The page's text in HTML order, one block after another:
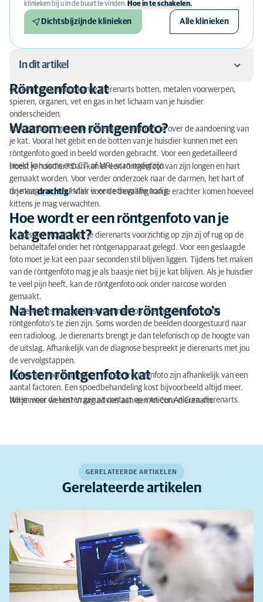
klinieken bij u in de buurt te vinden. Hoe in te schakelen.
Dichtsbijzijnde klinieken Alle klinieken
In dit artikel
Röntgenfoto kat
Waarom een röntgenfoto?
Hoe wordt er een röntgenfoto van je kat gemaakt?
Na het maken van de röntgenfoto's
Kosten röntgenfoto kat
Röntgenfoto kat
Op een röntgenfoto kan je dierenarts botten, metalen voorwerpen,
spieren, organen, vet en gas in het lichaam van je huisdier
onderscheiden.
Waarom een röntgenfoto?
Röntgenfoto’s geven je dierenarts meer inzicht over de aandoening van
je kat. Vooral het gebit en de botten van je huisdier kunnen met een
röntgenfoto goed in beeld worden gebracht. Voor een gedetailleerd
beeld kan soms een CT- of MRI-scan nodig zijn.
Hoest je huisdier? Dan kan er een röntgenfoto van zijn longen en hart
gemaakt worden. Voor verder onderzoek naar de darmen, het hart of
de maag van je huisdier is een echografie nodig.
Is je katdrachtig? Vlak voor de bevalling kan je erachter komen hoeveel
kittens je mag verwachten.
Hoe wordt er een röntgenfoto van je
kat gemaakt?
Je huisdier wordt door je dierenarts voorzichtig op zijn zij of rug op de
behandeltafel onder het röntgenapparaat gelegd. Voor een geslaagde
foto moet je kat een paar seconden stil blijven liggen. Tijdens het maken
van de röntgenfoto mag je als baasje niet bij je kat blijven. Als je huisdier
te veel pijn heeft, kan de röntgenfoto ook onder narcose worden
gemaakt.
Na het maken van de röntgenfoto's
Je dierenarts bespreekt samen met jou of er afwijkingen op de
röntgenfoto’s te zien zijn. Soms worden de beelden doorgestuurd naar
een radioloog. Je dierenarts brengt je dan telefonisch op de hoogte van
de uitslag. Afhankelijk van de diagnose bespreekt je dierenarts met jou
de vervolgstappen.
Kosten röntgenfoto kat
De kosten voor het maken van een röntgenfoto zijn afhankelijk van een
aantal factoren. Een spoedbehandeling kost bijvoorbeeld altijd meer.
Neem voor de kosten gerust contact op met een AniCura-dierenarts.
Wil je meer weten? Vraag advies aan een AniCura-dierenarts.
GERELATEERDE ARTIKELEN
Gerelateerde artikelen